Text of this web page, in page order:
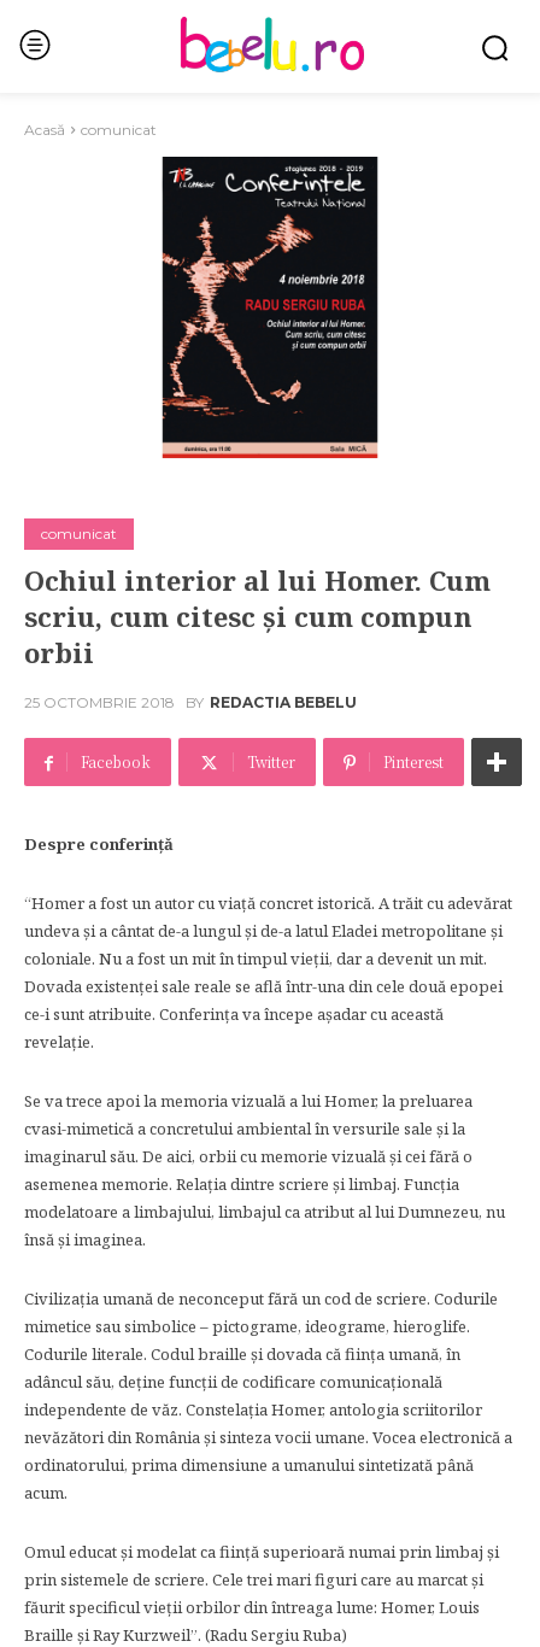
Acasă comunicat
comunicat
Ochiul interior al lui Homer. Cum
scriu, cum citesc şi cum compun
orbii
25 OCTOMBRIE 2018 BY REDACTIA BEBELU
Facebook Twitter Pinterest
Despre conferinţă
“Homer a fost un autor cu viaţă concret istorică. A trăit cu adevărat
undeva şi a cântat de-a lungul şi de-a latul Eladei metropolitane şi
coloniale. Nu a fost un mit în timpul vieţii, dar a devenit un mit.
Dovada existenţei sale reale se află într-una din cele două epopei
ce-i sunt atribuite. Conferinţa va începe aşadar cu această
revelaţie.
Se va trece apoi la memoria vizuală a lui Homer, la preluarea
cvasi-mimetică a concretului ambiental în versurile sale şi la
imaginarul său. De aici, orbii cu memorie vizuală şi cei fără o
asemenea memorie. Relaţia dintre scriere şi limbaj. Funcţia
modelatoare a limbajului, limbajul ca atribut al lui Dumnezeu, nu
însă şi imaginea.
Civilizaţia umană de neconceput fără un cod de scriere. Codurile
mimetice sau simbolice – pictograme, ideograme, hieroglife.
Codurile literale. Codul braille şi dovada că fiinţa umană, în
adâncul său, deţine funcţii de codificare comunicaţională
independente de văz. Constelaţia Homer, antologia scriitorilor
nevăzători din România şi sinteza vocii umane. Vocea electronică a
ordinatorului, prima dimensiune a umanului sintetizată până
acum.
Omul educat şi modelat ca fiinţă superioară numai prin limbaj şi
prin sistemele de scriere. Cele trei mari figuri care au marcat şi
făurit specificul vieţii orbilor din întreaga lume: Homer, Louis
Braille şi Ray Kurzweil”. (Radu Sergiu Ruba)